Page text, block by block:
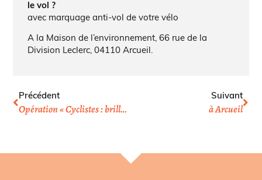
le vol ?
avec marquage anti-vol de votre vélo
A la Maison de l’environnement, 66 rue de la
Division Leclerc, 04110 Arcueil.
Précédent
Opération « Cyclistes : brillez! »
Suivant
à Arcueil